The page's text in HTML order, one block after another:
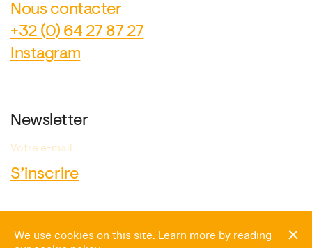
We use cookies on this site. Learn more by reading
Nous contacter
+32 (0) 64 27 87 27
Instagram
Newsletter